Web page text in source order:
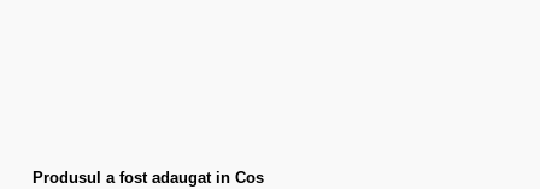
Produsul a fost adaugat in Cos